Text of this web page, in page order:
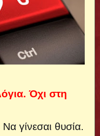
Όχι στη
γίνεσαι θυσία.